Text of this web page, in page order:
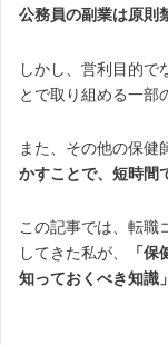
公務員の副業は原則
しかし、営利目的で
とで取り組める一部
また、その他の保健
かすことで、短時間
この記事では、転職
してきた私が、
「
知っておくべき知識」